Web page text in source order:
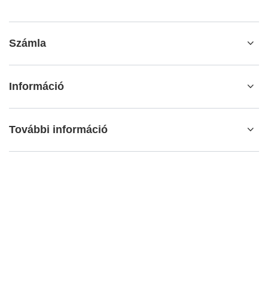
Számla
Információ
További információ